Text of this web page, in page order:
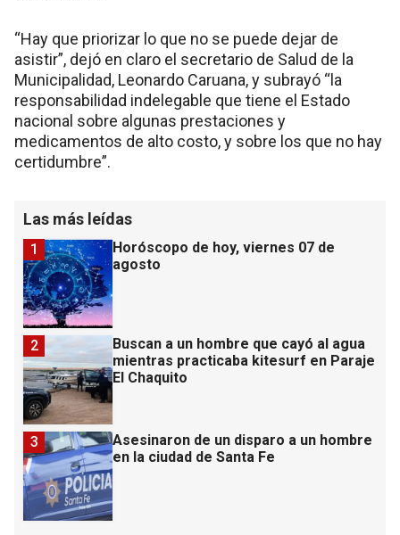
“Hay que priorizar lo que no se puede dejar de
asistir”, dejó en claro el secretario de Salud de la
Municipalidad, Leonardo Caruana, y subrayó “la
responsabilidad indelegable que tiene el Estado
nacional sobre algunas prestaciones y
medicamentos de alto costo, y sobre los que no hay
certidumbre”.
Las más leídas
Horóscopo de hoy, viernes 07 de
agosto
1
Buscan a un hombre que cayó al agua
mientras practicaba kitesurf en Paraje
El Chaquito
2
Asesinaron de un disparo a un hombre
en la ciudad de Santa Fe
3